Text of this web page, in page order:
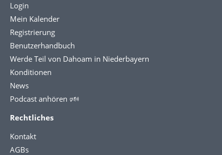
Login
Mein Kalender
Registrierung
Benutzerhandbuch
Werde Teil von Dahoam in Niederbayern
Konditionen
News
Podcast anhören 🕬
Rechtliches
Kontakt
AGBs